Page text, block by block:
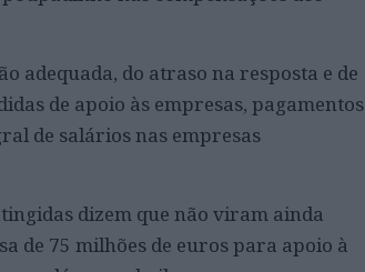
adequada, do atraso na resposta e de
de apoio às empresas, pagamentos
de salários nas empresas
dizem que não viram ainda
de 75 milhões de euros para apoio à